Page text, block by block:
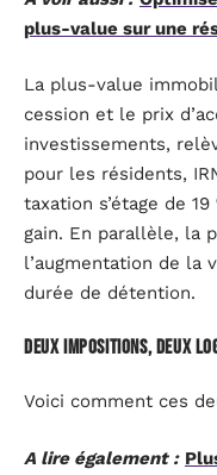
plus-value sur une
La plus-value
cession et le prix
investissements,
pour les résidents,
taxation s’étage de
gain. En parallèle, la
l’augmentation de la
durée de détention.
Deux impositions, deux
Voici comment ces
A lire également :